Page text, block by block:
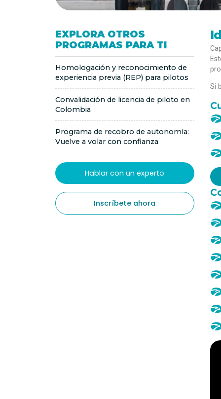
EXPLORA OTROS
PROGRAMAS PARA TI
Homologación y reconocimiento de
experiencia previa (REP) para pilotos
Convalidación de licencia de piloto en
Colombia
Programa de recobro de autonomía:
Vuelve a volar con confianza
Hablar con un experto
Inscríbete ahora
Si